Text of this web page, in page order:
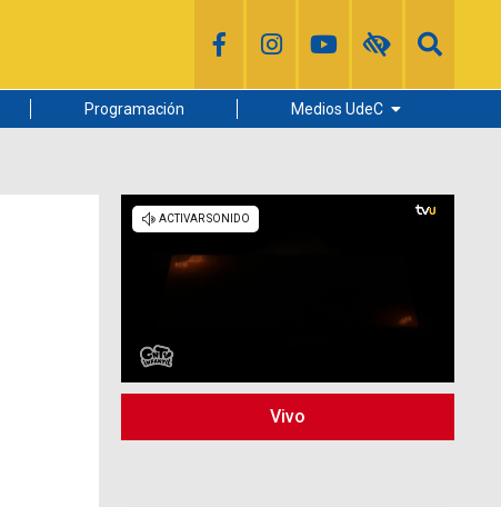
Programación Medios UdeC
Radio UdeC
Noticias UdeC
Vivo